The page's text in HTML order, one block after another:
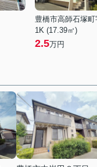
豊橋市高師石塚
1K (17.39㎡)
2.5万円